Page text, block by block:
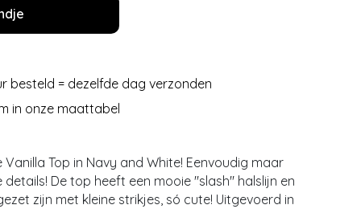
besteld = dezelfde dag verzonden
in onze maattabel
Top in Navy and White! Eenvoudig maar
De top heeft een mooie ''slash'' halslijn en
zijn met kleine strikjes, só cute! Uitgevoerd in